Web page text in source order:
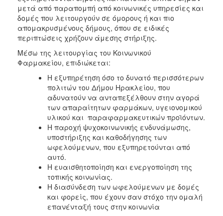
μετά από παραπομπή από κοινωνικές υπηρεσίες και
δομές που λειτουργούν σε όμορους ή και πιο
απομακρυσμένους δήμους, όπου σε ειδικές
περιπτώσεις χρήζουν άμεσης στήριξης.
Μέσω της λειτουργίας του Κοινωνικού
Φαρμακείου, επιδιώκεται:
Η εξυπηρέτηση όσο το δυνατό περισσότερων
πολιτών του Δήμου Ηρακλείου, που
αδυνατούν να ανταπεξέλθουν στην αγορά
των απαραίτητων φαρμάκων, υγειονομικού
υλικού και παραφαρμακευτικών προϊόντων.
Η παροχή ψυχοκοινωνικής ενδυνάμωσης,
υποστήριξης και καθοδήγησης των
ωφελούμενων, που εξυπηρετούνται από
αυτό.
Η ευαισθητοποίηση και ενεργοποίηση της
τοπικής κοινωνίας.
Η διασύνδεση των ωφελούμενων με δομές
και φορείς, που έχουν σαν στόχο την ομαλή
επανένταξή τους στην κοινωνία